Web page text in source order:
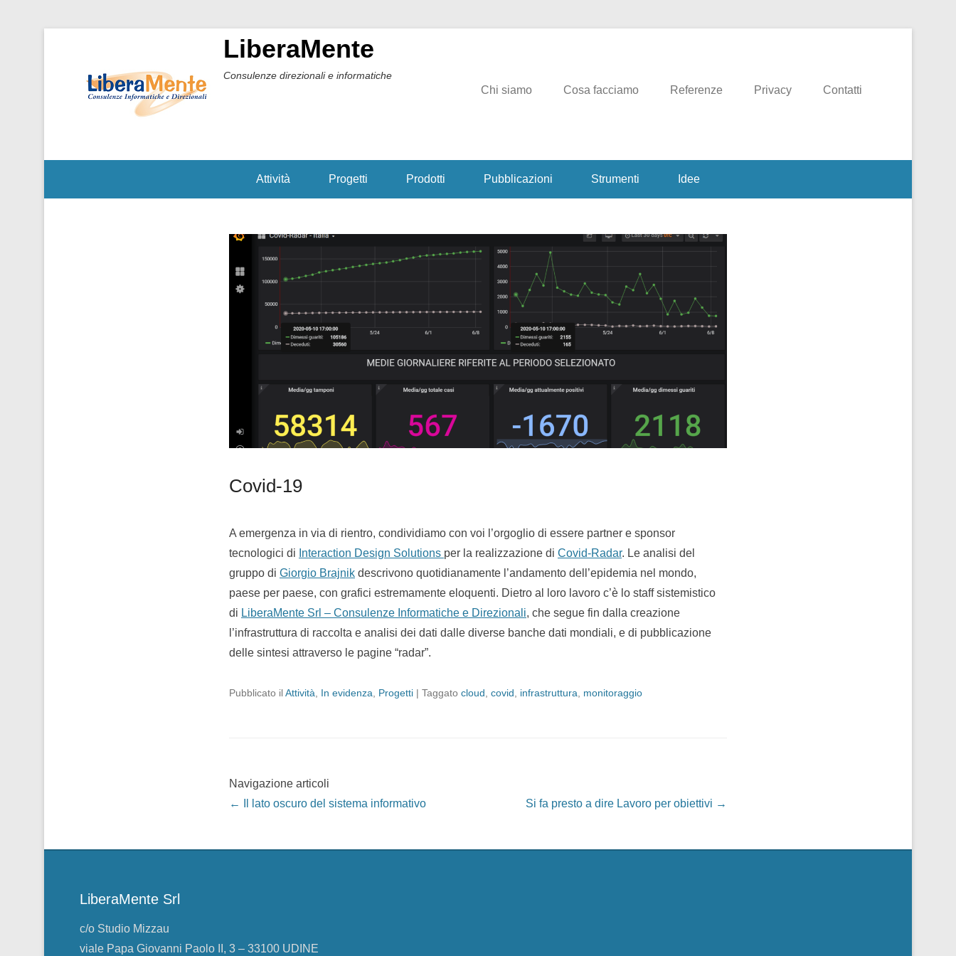
LiberaMente
Consulenze direzionali e informatiche
Chi siamo Cosa facciamo Referenze Privacy Contatti
Attività Progetti Prodotti Pubblicazioni Strumenti Idee
Covid-19
A emergenza in via di rientro, condividiamo con voi l’orgoglio di essere partner e sponsor
tecnologici di Interaction Design Solutions per la realizzazione di Covid-Radar. Le analisi del
gruppo di Giorgio Brajnik descrivono quotidianamente l’andamento dell’epidemia nel mondo,
paese per paese, con grafici estremamente eloquenti. Dietro al loro lavoro c’è lo staff sistemistico
di LiberaMente Srl – Consulenze Informatiche e Direzionali, che segue fin dalla creazione
l’infrastruttura di raccolta e analisi dei dati dalle diverse banche dati mondiali, e di pubblicazione
delle sintesi attraverso le pagine “radar”.
Pubblicato ilAttività In evidenza Progetti | Taggato cloud covid infrastruttura monitoraggio
Navigazione articoli
←
Il lato oscuro del sistema informativo Si fa presto a dire Lavoro per obiettivi →
LiberaMente Srl
c/o Studio Mizzau
viale Papa Giovanni Paolo II, 3 – 33100 UDINE